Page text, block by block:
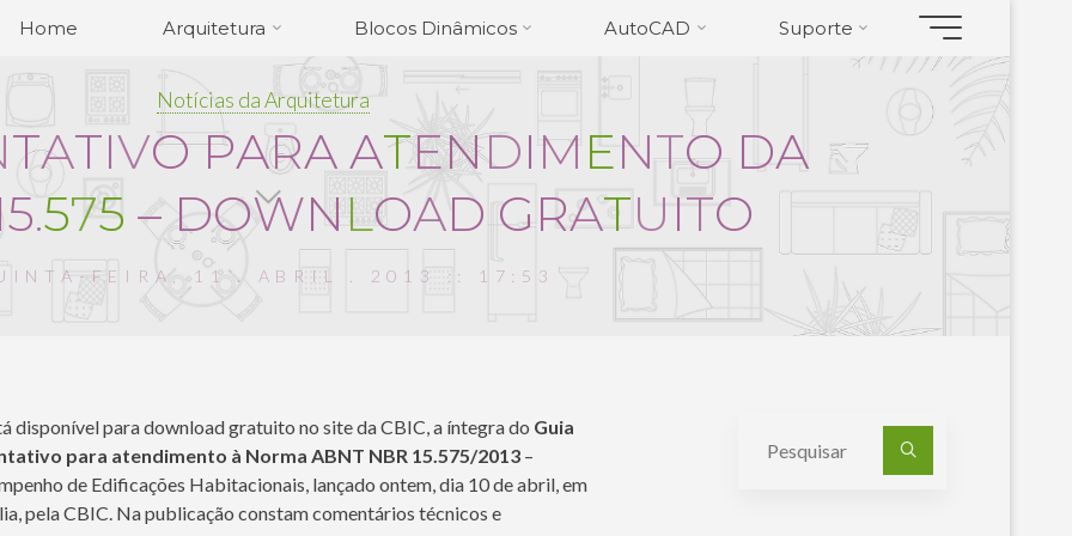
Home Arquitetura Blocos Dinâmicos AutoCAD Suporte
Notícias da Arquitetura
TATIVO PARA ATENDI M ENTO DA
5.575 – DOWN LOAD GRATU ITO
FEIRA, 11 . ABRIL . 2013 :: 17:53
disponível para download gratuito no site da CBIC, a íntegra do Guia
para atendimento à Norma ABNT NBR 15.575/2013 –
de Edificações Habitacionais, lançado ontem, dia 10 de abril, em
pela CBIC. Na publicação constam comentários técnicos e